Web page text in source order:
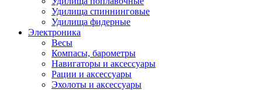
Удилища спиннинговые
Удилища фидерные
Электроника
Весы
Компасы, барометры
Навигаторы и аксессуары
Рации и аксессуары
Эхолоты и аксессуары